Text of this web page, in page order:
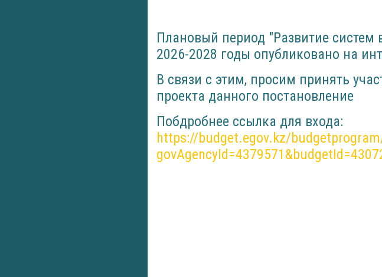
Плановый период "Развитие
2026-2028 годы опубликовано на
В связи с этим, просим принять
проекта данного постановление
Побдробнее ссылка для входа:
https://budget.egov.kz/